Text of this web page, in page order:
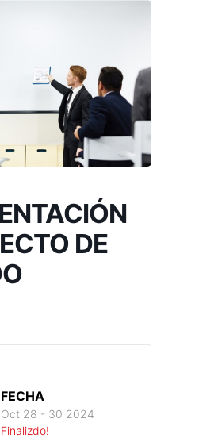
DE
FECHA
Oct 28 - 30 2024
Finalizdo!